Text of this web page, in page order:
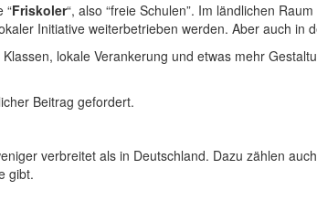
“Friskoler“, also “freie Schulen”. Im ländlichen
Initiative weiterbetrieben werden. Aber auch
lokale Verankerung und etwas mehr
Beitrag gefordert.
verbreitet als in Deutschland. Dazu zählen
gibt.